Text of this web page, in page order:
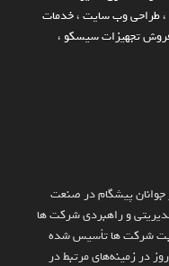
،طراحی وب سایت،خدمات
تجهیزات سیسکو ،
پیشگام در صنعت
مدیریتی و راهبردی شرکت ها
ثبت 461153 در اداره ثبت شرکت ها تأسیس شده
در زمینه‌های مرتبط در